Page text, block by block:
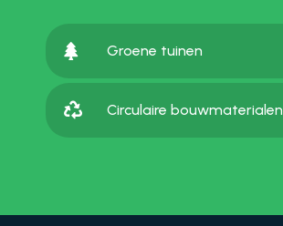
 Groene tuinen
 Circulaire bouwmaterialen